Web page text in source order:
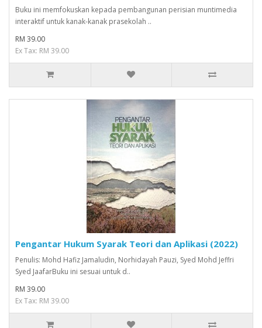
Buku ini memfokuskan kepada pembangunan perisian muntimedia
interaktif untuk kanak-kanak prasekolah ..
RM 39.00
Ex Tax: RM 39.00
Pengantar Hukum Syarak Teori dan Aplikasi (2022)
Penulis: Mohd Hafiz Jamaludin, Norhidayah Pauzi, Syed Mohd Jeffri
Syed JaafarBuku ini sesuai untuk d..
RM 39.00
Ex Tax: RM 39.00